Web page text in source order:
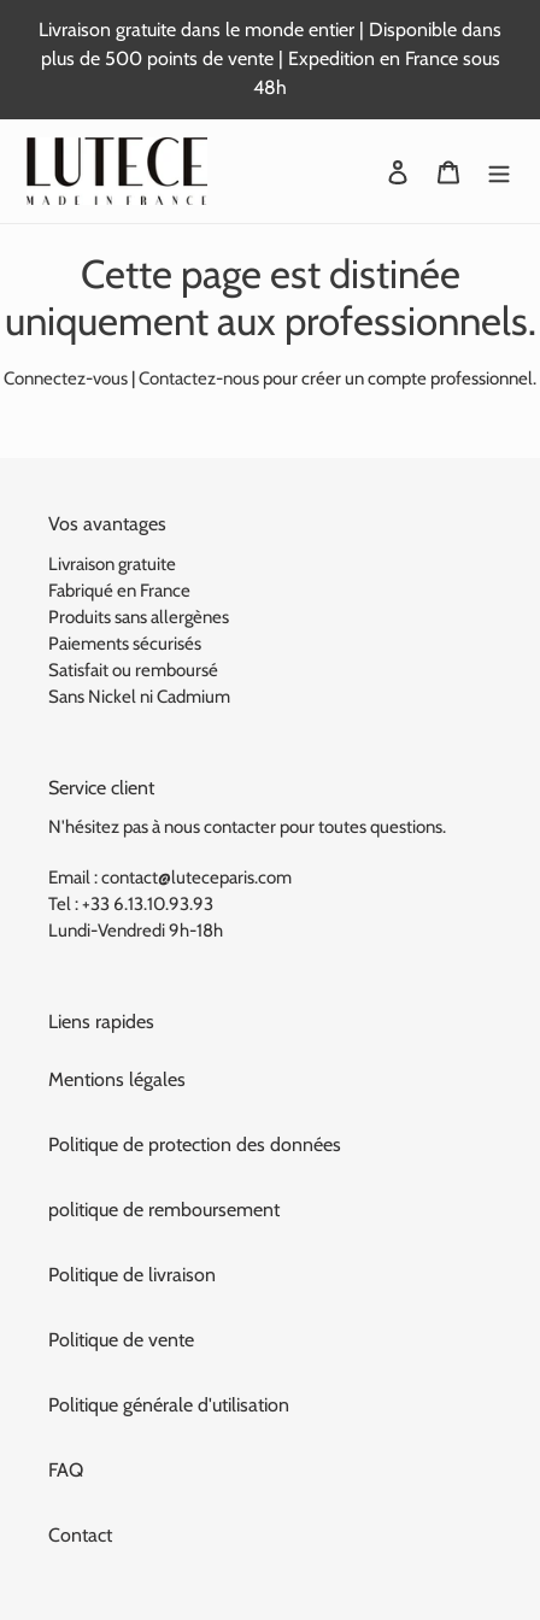
contenu
Livraison gratuite dans le monde entier | Disponible dans
plus de 500 points de vente | Expedition en France sous
48h
Se connecter
Panier
Cette page est distinée
uniquement aux professionnels.
Connectez-vous Contactez-nous pour créer un compte professionnel.
Vos avantages
Livraison gratuite
Fabriqué en France
Produits sans allergènes
Paiements sécurisés
Satisfait ou remboursé
Sans Nickel ni Cadmium
Service client
N'hésitez pas à nous contacter pour toutes questions.
Email : contact@luteceparis.com
Tel : +33 6.13.10.93.93
Lundi-Vendredi 9h-18h
Liens rapides
Mentions légales
Politique de protection des données
politique de remboursement
Politique de livraison
Politique de vente
Politique générale d'utilisation
FAQ
Contact